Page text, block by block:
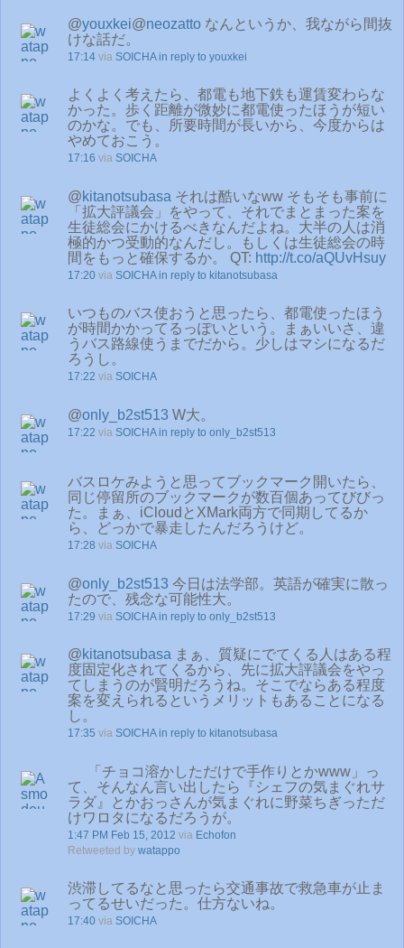
@youxkei@neozatto なんというか、我ながら間抜
けな話だ。
17:14 via SOICHA in reply to youxkei
よくよく考えたら、都電も地下鉄も運賃変わらな
かった。歩く距離が微妙に都電使ったほうが短い
のかな。でも、所要時間が長いから、今度からは
やめておこう。
17:16 via SOICHA
@kitanotsubasa それは酷いなww そもそも事前に
「拡大評議会」をやって、それでまとまった案を
生徒総会にかけるべきなんだよね。大半の人は消
極的かつ受動的なんだし。もしくは生徒総会の時
間をもっと確保するか。 QT: http://t.co/aQUvHsuy
17:20 via SOICHA in reply to kitanotsubasa
いつものバス使おうと思ったら、都電使ったほう
が時間かかってるっぽいという。まぁいいさ、違
うバス路線使うまでだから。少しはマシになるだ
ろうし。
17:22 via SOICHA
@only_b2st513 W大。
17:22 via SOICHA in reply to only_b2st513
バスロケみようと思ってブックマーク開いたら、
同じ停留所のブックマークが数百個あってびびっ
た。まぁ、iCloudとXMark両方で同期してるか
ら、どっかで暴走したんだろうけど。
17:28 via SOICHA
@only_b2st513 今日は法学部。英語が確実に散っ
たので、残念な可能性大。
17:29 via SOICHA in reply to only_b2st513
@kitanotsubasa まぁ、質疑にでてくる人はある程
度固定化されてくるから、先に拡大評議会をやっ
てしまうのが賢明だろうね。そこでならある程度
案を変えられるというメリットもあることになる
し。
17:35 via SOICHA in reply to kitanotsubasa
「チョコ溶かしただけで手作りとかwww」っ
て、そんなん言い出したら『シェフの気まぐれサ
ラダ』とかおっさんが気まぐれに野菜ちぎっただ
けワロタになるだろうが。
1:47 PM Feb 15, 2012 via Echofon
Retweeted by watappo
渋滞してるなと思ったら交通事故で救急車が止ま
ってるせいだった。仕方ないね。
17:40 via SOICHA